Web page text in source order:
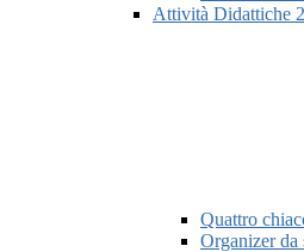
Attività Didattiche
Quattro
Organizer